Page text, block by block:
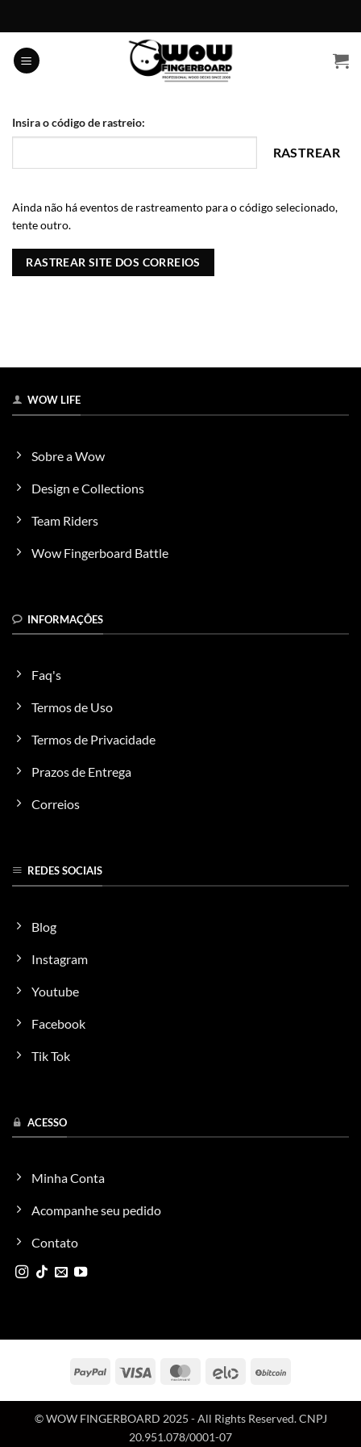
to
content
Insira o código de rastreio:
RASTREAR
Ainda não há eventos de rastreamento para o código selecionado,
tente outro.
RASTREAR SITE DOS CORREIOS
WOW LIFE
Sobre a Wow
Design e Collections
Team Riders
Wow Fingerboard Battle
INFORMAÇÕES
Faq's
Termos de Uso
Termos de Privacidade
Prazos de Entrega
Correios
REDES SOCIAIS
Blog
Instagram
Youtube
Facebook
Tik Tok
ACESSO
Minha Conta
Acompanhe seu pedido
Contato
PayPal Visa MasterCard
Elo
© WOW FINGERBOARD 2025 - All Rights Reserved. CNPJ
20.951.078/0001-07